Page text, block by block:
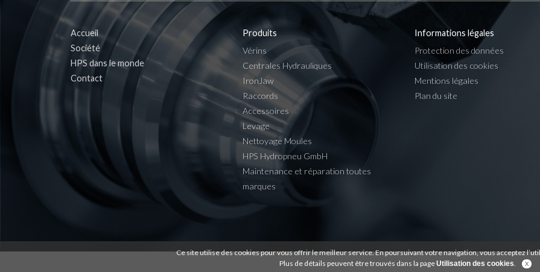
Accueil
Société
HPS dans le monde
Contact
Produits
Vérins
Centrales Hydrauliques
IronJaw
Raccords
Accessoires
Levage
Nettoyage Moules
HPS Hydropneu GmbH
Maintenance et réparation toutes
marques
Informations légales
Protection des données
Utilisation des cookies
Mentions légales
Plan du site
Ce site utilise des cookies pour vous offrir le meilleur service. En poursuivant votre navigation, vous acceptez
Plus de détails peuvent être trouvés dans la pageUtilisation des cookies.